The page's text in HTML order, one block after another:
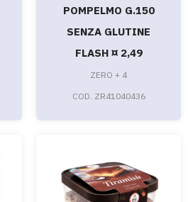
POMPELMO G.150
SENZA GLUTINE
FLASH ¤ 2,49
ZERO + 4
COD. ZR41040436